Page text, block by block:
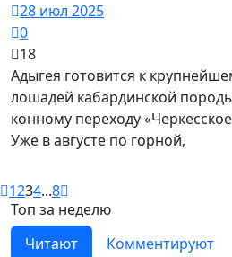
28 июл 2025
0
18
Адыгея готовится к
лошадей кабардинской
конному переходу
Уже в августе по горной,
1234...8
Топ за неделю
Читают
Комментируют